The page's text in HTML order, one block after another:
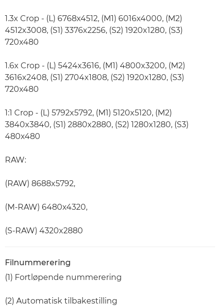
1.3x Crop - (L) 6768x4512, (M1) 6016x4000, (M2)
4512x3008, (S1) 3376x2256, (S2) 1920x1280, (S3)
720x480
1.6x Crop - (L) 5424x3616, (M1) 4800x3200, (M2)
3616x2408, (S1) 2704x1808, (S2) 1920x1280, (S3)
720x480
1:1 Crop - (L) 5792x5792, (M1) 5120x5120, (M2)
3840x3840, (S1) 2880x2880, (S2) 1280x1280, (S3)
480x480
RAW:
(RAW) 8688x5792,
(M-RAW) 6480x4320,
(S-RAW) 4320x2880
Filnummerering
(1) Fortløpende nummerering
(2) Automatisk tilbakestilling